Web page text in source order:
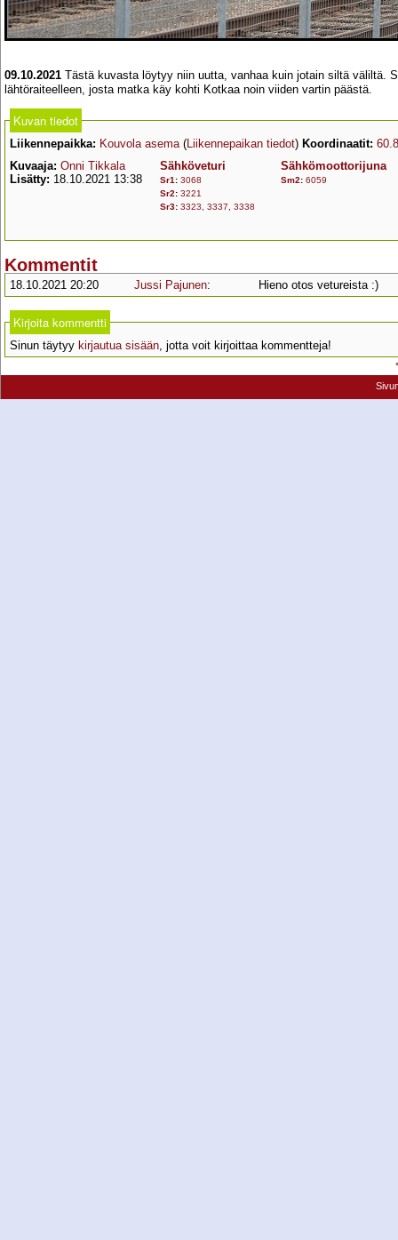
09.10.2021 Tästä kuvasta löytyy niin uutta, vanhaa kuin jotain siltä väliltä.
lähtöraiteelleen, josta matka käy kohti Kotkaa noin viiden vartin päästä.
Kuvan tiedot
Liikennepaikka: Kouvola asema(Liikennepaikan tiedot) Koordinaatit:
Kuvaaja: Onni Tikkala
Lisätty: 18.10.2021 13:38
Sähköveturi
Sr1 : 3068
Sr2: 3221
Sr3: 3323 3337 3338
Sähkömoottorijuna
Sm2: 6059
Kommentit
18.10.2021 20:20 Jussi Pajunen: Hieno otos vetureista :)
Kirjoita kommentti
Sinun täytyy kirjautua sisään, jotta voit kirjoittaa kommentteja!